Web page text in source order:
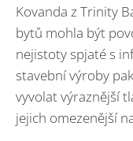
Kovanda z Trinity
bytů mohla být
nejistoty spjaté s
stavební výroby
vyvolat výraznější
jejich omezenější